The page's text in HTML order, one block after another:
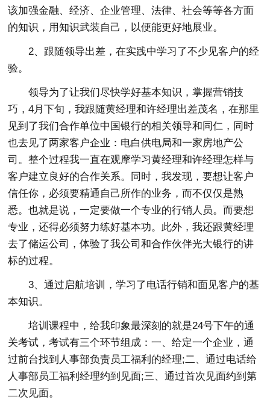
该加强金融、经济、企业管理、法律、社会等等各方面
的知识，用知识武装自己，以便能更好地展业。
2、跟随领导出差，在实践中学习了不少见客户的经
验。
领导为了让我们尽快学好基本知识，掌握营销技
巧，4月下旬，我跟随黄经理和许经理出差茂名，在那里
见到了我们合作单位中国银行的相关领导和同仁，同时
也去见了两家客户企业：电白供电局和一家房地产公
司。整个过程我一直在观摩学习黄经理和许经理怎样与
客户建立良好的合作关系。同时，我发现，要想让客户
信任你，必须要精通自己所作的业务，而不仅仅是熟
悉。也就是说，一定要做一个专业的行销人员。而要想
专业，还得必须努力练好基本功。此外，我还跟黄经理
去了储运公司，体验了我公司和合作伙伴光大银行的讲
标的过程。
3、通过启航培训，学习了电话行销和面见客户的基
本知识。
培训课程中，给我印象最深刻的就是24号下午的通
关考试，考试有三个环节组成：一、给定一个企业，通
过前台找到人事部负责员工福利的经理;二、通过电话给
人事部员工福利经理约到见面;三、通过首次见面约到第
二次见面。